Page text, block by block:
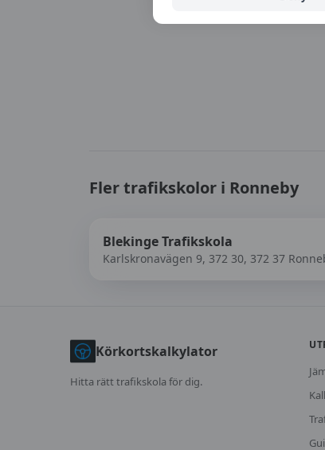
Fler trafikskolor i Ronneby
Blekinge Trafikskola
Karlskronavägen 9, 372 30, 372 37
Körkortskalkylator
Hitta rätt trafikskola för dig.